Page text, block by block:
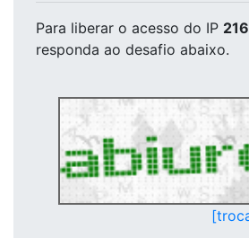
Para liberar o acesso do IP
responda ao desafio abaixo.